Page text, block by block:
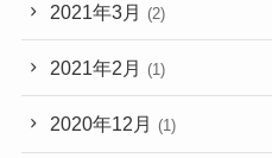
2021年3月 (2)
2021年2月 (1)
2020年12月 (1)